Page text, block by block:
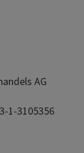
AG
1-3105356